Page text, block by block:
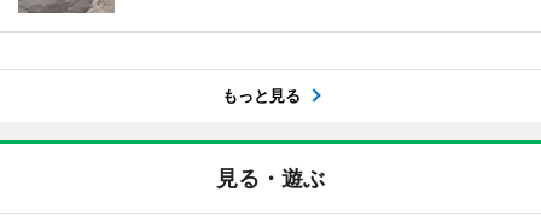
もっと見る
見る・遊ぶ